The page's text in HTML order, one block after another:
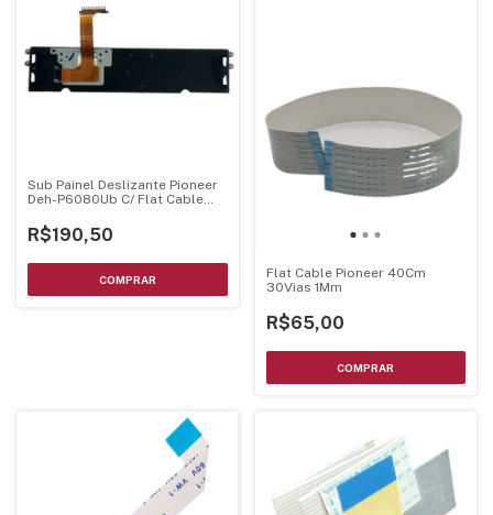
Sub Painel Deslizante Pioneer
Deh-P6080Ub C/ Flat Cable
R$190,50
Flat Cable Pioneer 40Cm
30Vias 1Mm
R$65,00